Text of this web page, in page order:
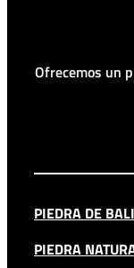
Ofrecemos un
PIEDRA DE BALI
PIEDRA